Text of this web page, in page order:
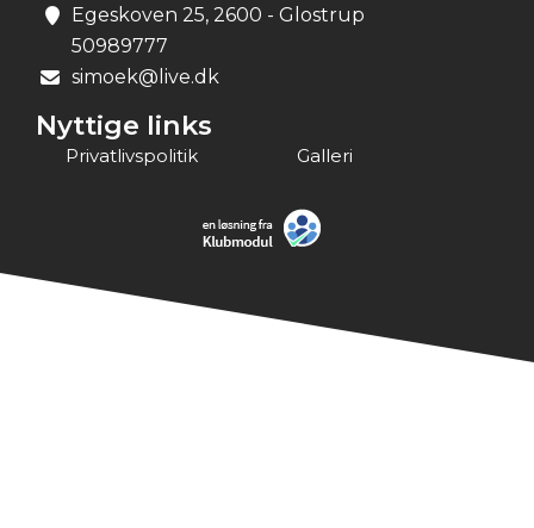
Egeskoven 25, 2600 - Glostrup
50989777
simoek@live.dk
Nyttige links
Privatlivspolitik Galleri